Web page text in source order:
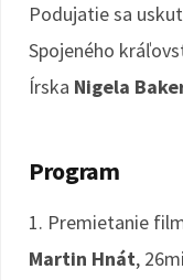
Podujatie sa
Spojeného
Írska Nigela
Program
1. Premietanie
Martin Hnát,